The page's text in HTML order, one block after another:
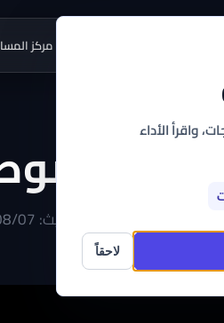
واقرأ الأداء
لاحقاً
مركز
آخر تحديث: 2026/08/07